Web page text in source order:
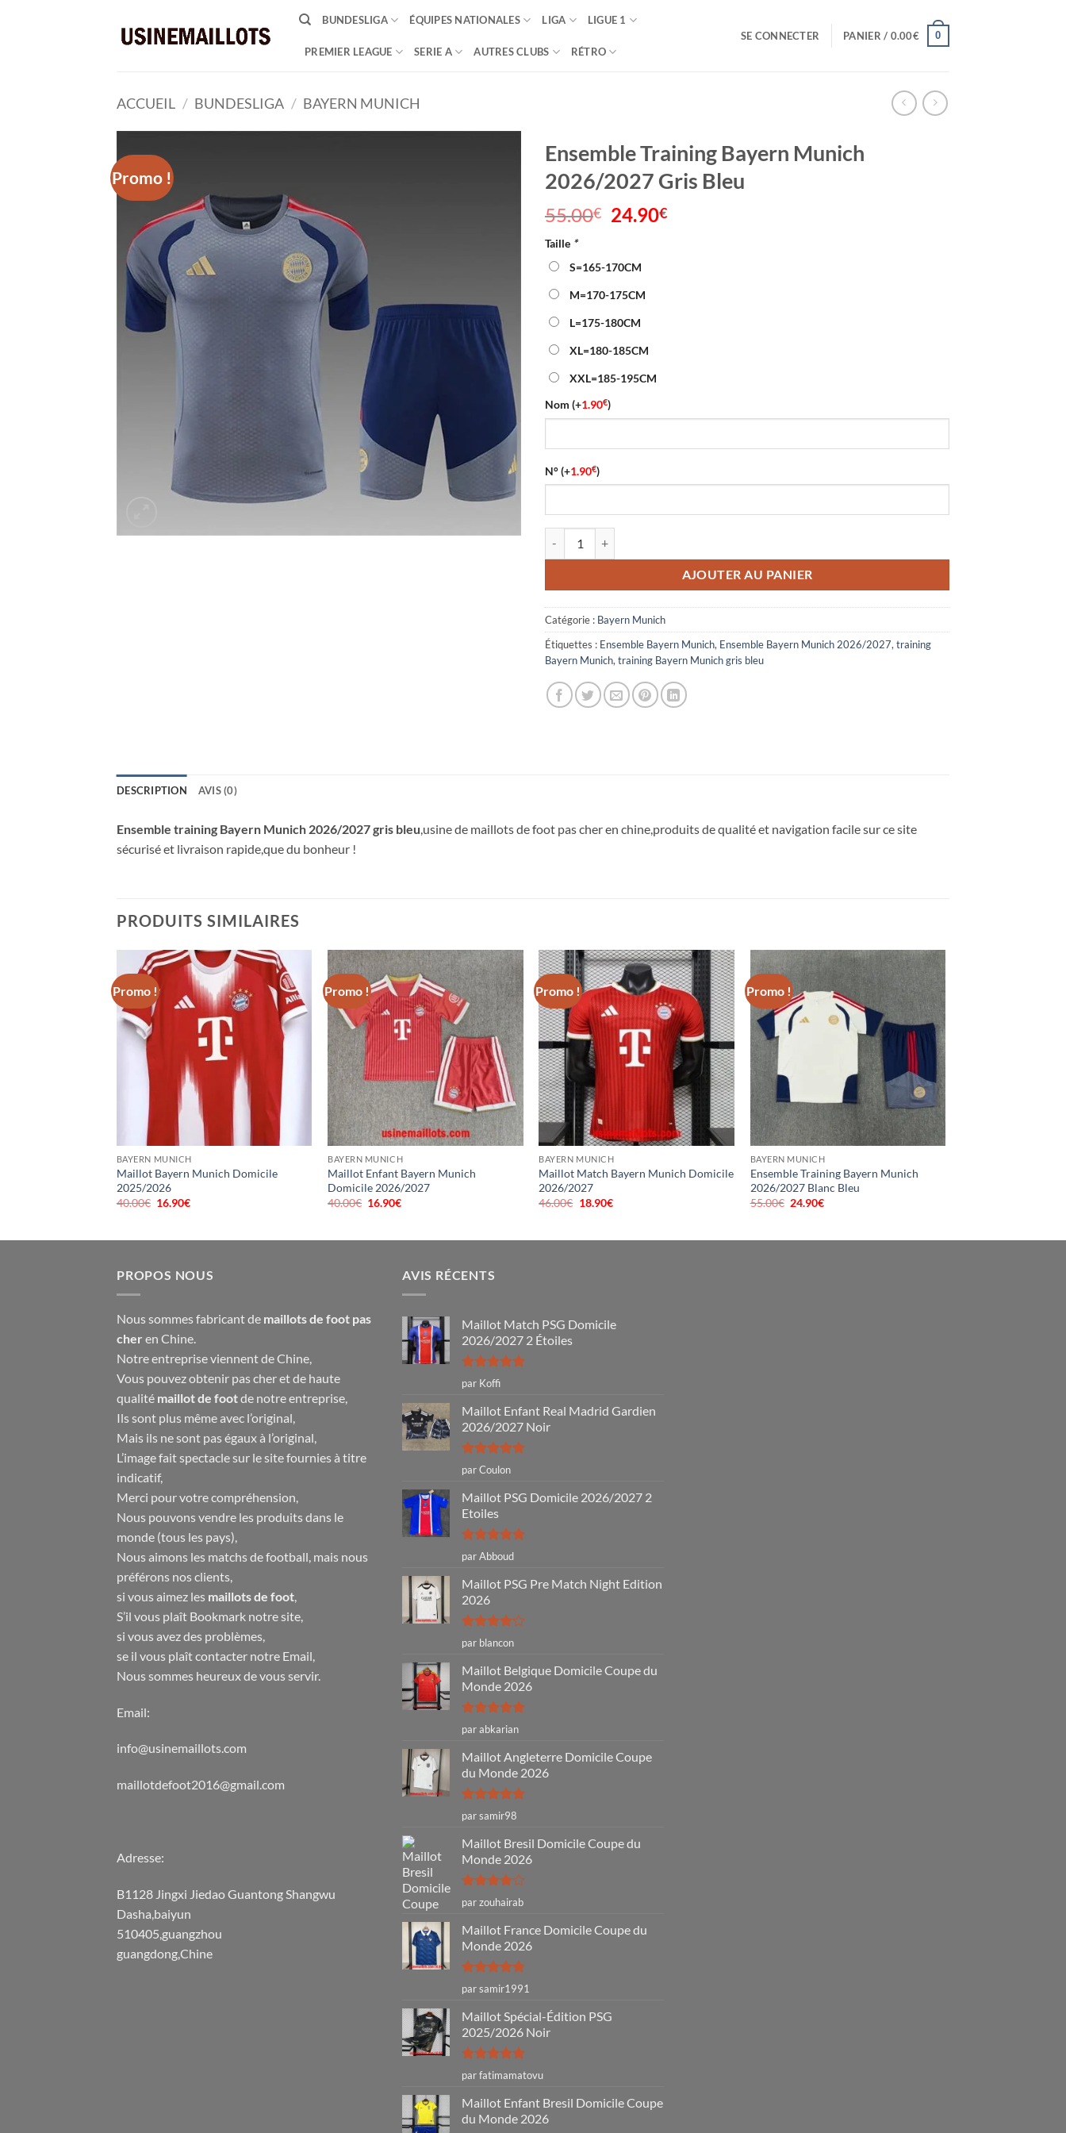
BUNDESLIGA ÉQUIPES NATIONALES LIGA LIGUE 1
PREMIER LEAGUE SERIE A AUTRES CLUBS RÉTRO
SE CONNECTER PANIER / 0.00€ 0
ACCUEIL / BUNDESLIGA / BAYERN MUNICH
Promo !
Ensemble Training Bayern Munich
2026/2027 Gris Bleu
55.00€ Le
était :
55.00€.
24.90€
Taille *
S=165-170CM
M=170-175CM
L=175-180CM
XL=180-185CM
XXL=185-195CM
Nom (+1.90€)
N°(+1.90€)
quantité de Ensemble Training Bayern Munich 2026/2027 Gris Bleu
AJOUTER AU PANIER
Catégorie : Bayern Munich
Étiquettes : Ensemble Bayern Munich, Ensemble Bayern Munich 2026/2027, training
Bayern Munich, training Bayern Munich gris bleu
DESCRIPTION AVIS (0)
Ensemble training Bayern Munich 2026/2027 gris bleu ,usine de maillots de foot pas cher en chine,produits de qualité et navigation facile sur ce site
sécurisé et livraison rapide,que du bonheur !
PRODUITS SIMILAIRES
Promo !
BAYERN MUNICH
Maillot Bayern Munich Domicile
2025/2026
40.00€ Le
16.90€
Promo !
BAYERN MUNICH
Maillot Enfant Bayern Munich
Domicile 2026/2027
40.00€ Le
16.90€
Promo !
BAYERN MUNICH
Maillot Match Bayern Munich Domicile
2026/2027
46.00€ Le
18.90€Le
Promo !
BAYERN MUNICH
Ensemble Training Bayern Munich
2026/2027 Blanc Bleu
55.00€ Le
24.90€Le
PROPOS NOUS
Nous sommes fabricant de maillots de foot pas
cher en Chine.
Notre entreprise viennent de Chine,
Vous pouvez obtenir pas cher et de haute
qualité maillot de footde notre entreprise,
Ils sont plus même avec l’original,
Mais ils ne sont pas égaux à l’original,
L’image fait spectacle sur le site fournies à titre
indicatif,
Merci pour votre compréhension,
Nous pouvons vendre les produits dans le
monde (tous les pays),
Nous aimons les matchs de football, mais nous
préférons nos clients,
si vous aimez les maillots de foot
S’il vous plaît Bookmark notre site,
si vous avez des problèmes,
se il vous plaît contacter notre Email,
Nous sommes heureux de vous servir.
Email:
info@usinemaillots.com
maillotdefoot2016@gmail.com
Adresse:
B1128 Jingxi Jiedao Guantong Shangwu
Dasha,baiyun
510405,guangzhou
guangdong,Chine
AVIS RÉCENTS
Maillot Match PSG Domicile
2026/2027 2 Étoiles
Note5sur
5
par Koffi
Maillot Enfant Real Madrid Gardien
2026/2027 Noir
Note5sur
5
par Coulon
Maillot PSG Domicile 2026/2027 2
Etoiles
Note5sur
5
par Abboud
Maillot PSG Pre Match Night Edition
2026
Note4
sur 5
par blancon
Maillot Belgique Domicile Coupe du
Monde 2026
Note5sur
5
par abkarian
Maillot Angleterre Domicile Coupe
du Monde 2026
Note5sur
5
par samir98
Maillot Bresil Domicile Coupe du
Monde 2026
Note4
sur 5
par zouhairab
Maillot France Domicile Coupe du
Monde 2026
Note5sur
5
par samir1991
Maillot Spécial-Édition PSG
2025/2026 Noir
Note5sur
5
par fatimamatovu
Maillot Enfant Bresil Domicile Coupe
du Monde 2026